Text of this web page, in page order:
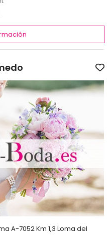
A-7052 Km 1,3 Loma del